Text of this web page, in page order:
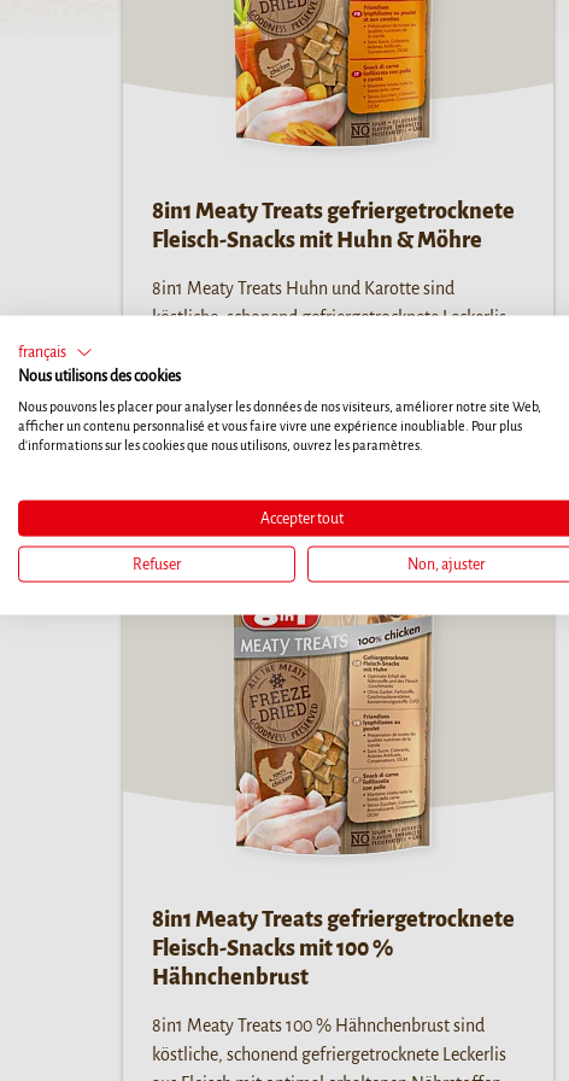
8in1 Meaty Treats gefriergetrocknete
Fleisch-Snacks mit Huhn & Möhre
8in1 Meaty Treats Huhn und Karotte sind
köstliche, schonend gefriergetrocknete Leckerlis
und unwiderstehlichem Geschmack.
8in1 Meaty Treats gefriergetrocknete
Fleisch-Snacks mit 100 %
Hähnchenbrust
8in1 Meaty Treats 100 % Hähnchenbrust sind
köstliche, schonend gefriergetrocknete Leckerlis
français
Nous utilisons des cookies
Nous pouvons les placer pour analyser les données de nos visiteurs, améliorer notre site Web,
afficher un contenu personnalisé et vous faire vivre une expérience inoubliable. Pour plus
d'informations sur les cookies que nous utilisons, ouvrez les paramètres.
Accepter tout
Refuser Non, ajuster